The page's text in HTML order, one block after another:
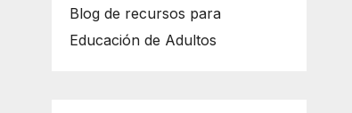
Blog de recursos para
Educación de Adultos